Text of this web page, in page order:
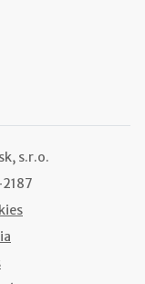
s.r.o.
2187